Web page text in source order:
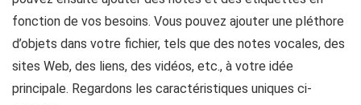
fonction de vos besoins. Vous pouvez ajouter une pléthore
d’objets dans votre fichier, tels que des notes vocales, des
sites Web, des liens, des vidéos, etc., à votre idée
principale. Regardons les caractéristiques uniques ci-